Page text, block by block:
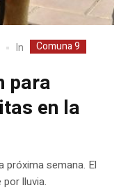
In Comuna 9
para
en la
próxima semana. El
lluvia.